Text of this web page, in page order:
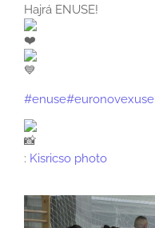
Hajrá ENUSE!
#enuse#euronovexuse
: Kisricso photo